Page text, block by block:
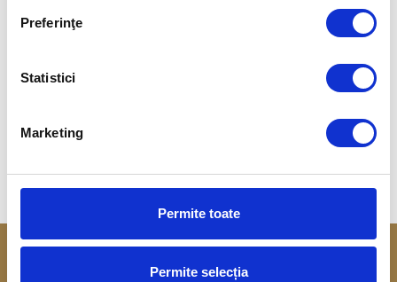
Preferinţe
Statistici
Marketing
Permite toate
Permite selecția
Laura Ilie